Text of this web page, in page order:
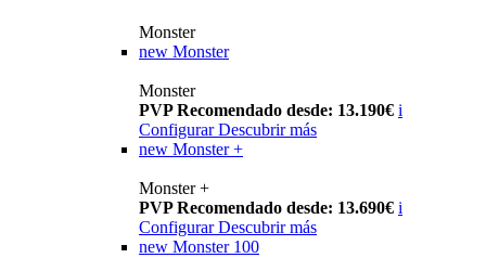
Monster
new Monster
Monster
PVP Recomendado desde: 13.190€ i
Configurar Descubrir más
new Monster +
Monster +
PVP Recomendado desde: 13.690€ i
Configurar Descubrir más
new Monster 100